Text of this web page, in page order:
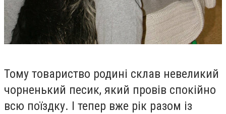
Тому товариство родині склав невеликий
чорненький песик, який провів спокійно
всю поїздку. І тепер вже рік разом із